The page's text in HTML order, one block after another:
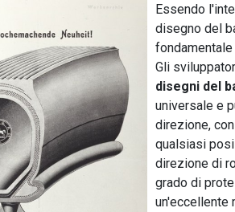
Essendo
disegno del
Gli
disegni del
universale e
direzione,
qualsiasi
direzione di
grado di
un'eccellente